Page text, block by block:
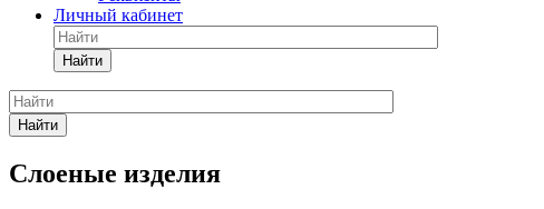
Личный кабинет
Найти
Найти
Слоеные изделия